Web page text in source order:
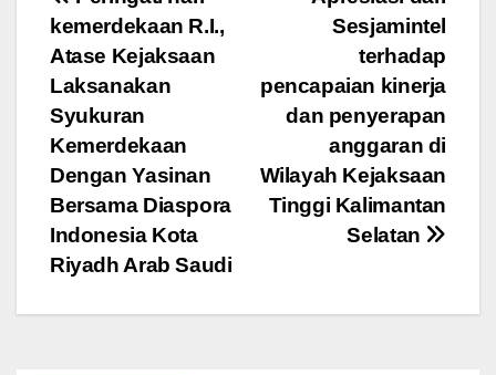
b
o
o
k
A
pos
Sesjamintel
terhadap
pencapaian kinerja
dan penyerapan
anggaran di
Wilayah Kejaksaan
Tinggi Kalimantan
Selatan
kemerdekaan R.I.,
Atase Kejaksaan
Laksanakan
Syukuran
Kemerdekaan
Dengan Yasinan
Bersama Diaspora
Indonesia Kota
Riyadh Arab Saudi